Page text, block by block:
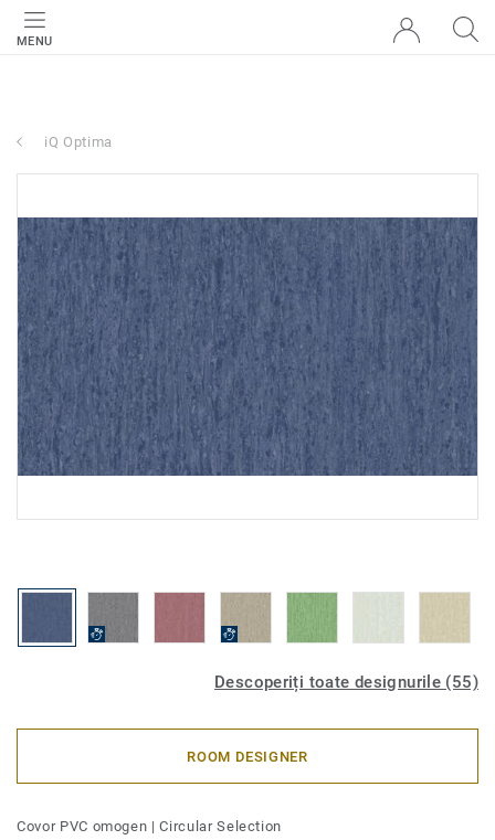
MENU
iQ Optima
Descoperiți toate designurile (55)
ROOM DESIGNER
Covor PVC omogen |Circular Selection